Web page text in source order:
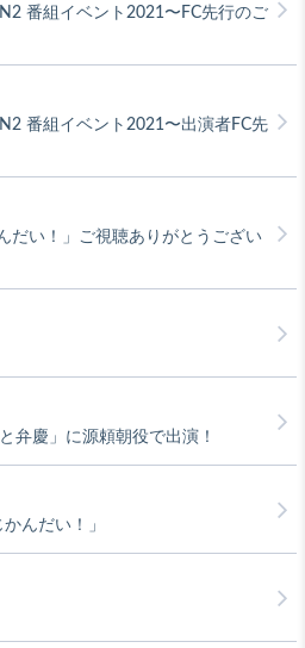
番組イベント2021〜FC先行のご
番組イベント2021〜出演者FC先
だい！」ご視聴ありがとうござい
弁慶」に源頼朝役で出演！
んだい！」